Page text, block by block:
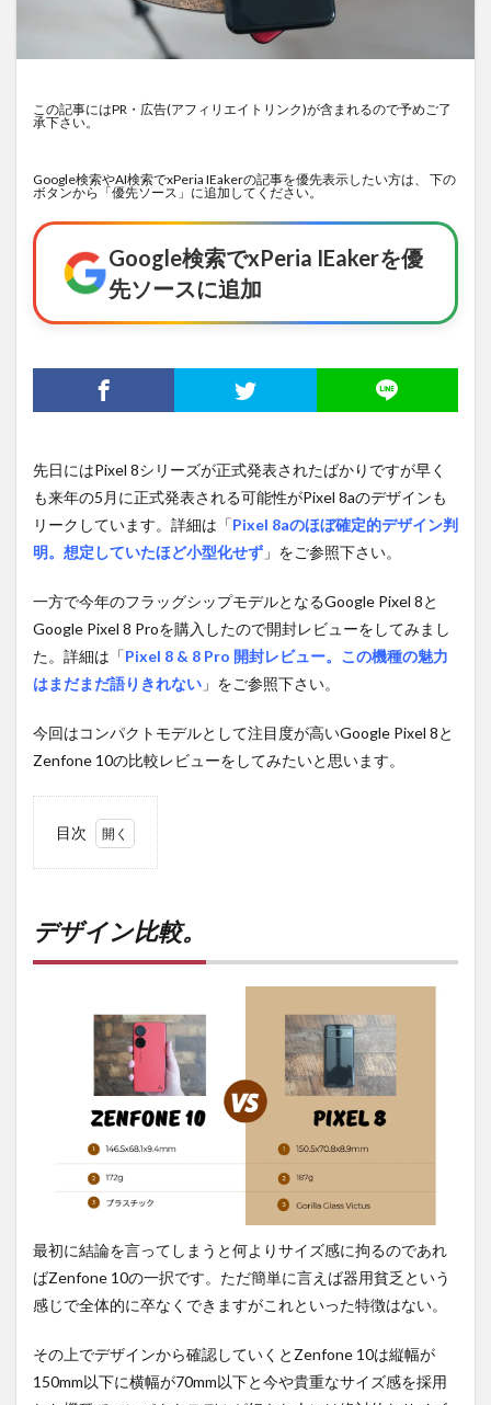
この記事にはPR・広告(アフィリエイトリンク)が含まれるので予めご了
承下さい。
Google検索やAI検索でxPeria IEakerの記事を優先表示したい方は、 下の
ボタンから「優先ソース」に追加してください。
Google検索でxPeria IEakerを優
先ソースに追加
先日にはPixel 8シリーズが正式発表されたばかりですが早く
も来年の5月に正式発表される可能性がPixel 8aのデザインも
リークしています。詳細は「Pixel 8aのほぼ確定的デザイン判
明。想定していたほど小型化せず 」をご参照下さい。
一方で今年のフラッグシップモデルとなるGoogle Pixel 8と
Google Pixel 8 Proを購入したので開封レビューをしてみまし
た。詳細は「Pixel 8 & 8 Pro 開封レビュー。この機種の魅力
はまだまだ語りきれない 」をご参照下さい。
今回はコンパクトモデルとして注目度が高いGoogle Pixel 8と
Zenfone 10の比較レビューをしてみたいと思います。
目次
比
較。
2.1
スプ
レイ
輝度
の違
テン
見や
さ。
デザイン比較。
最初に結論を言ってしまうと何よりサイズ感に拘るのであれ
ばZenfone 10の一択です。ただ簡単に言えば器用貧乏という
感じで全体的に卒なくできますがこれといった特徴はない。
その上でデザインから確認していくとZenfone 10は縦幅が
150mm以下に横幅が70mm以下と今や貴重なサイズ感を採用